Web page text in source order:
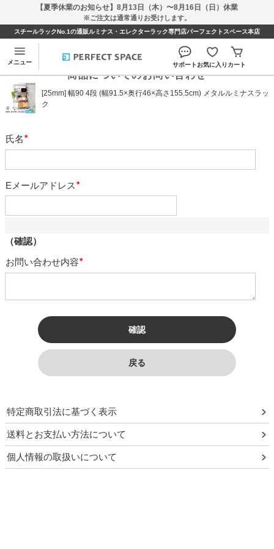
【夏季休業のお知らせ】8月13日（木）〜8月16日（日）休業
※ご注文は通常通りお受けします。
スチールラックNo.1の通販ルミナス・エレクターラック専門店パーフェクトスペース本店
メニュー サポートお気に入り カート
商品についてのお問い合わせ
[25mm] 幅90 4段 (幅91.5×奥行46×高さ155.5cm) メタルルミナスラッ
ク
氏名
Eメールアドレス
（確認）
お問い合わせ内容
特定商取引法に基づく表示
送料とお支払い方法について
個人情報の取扱いについて